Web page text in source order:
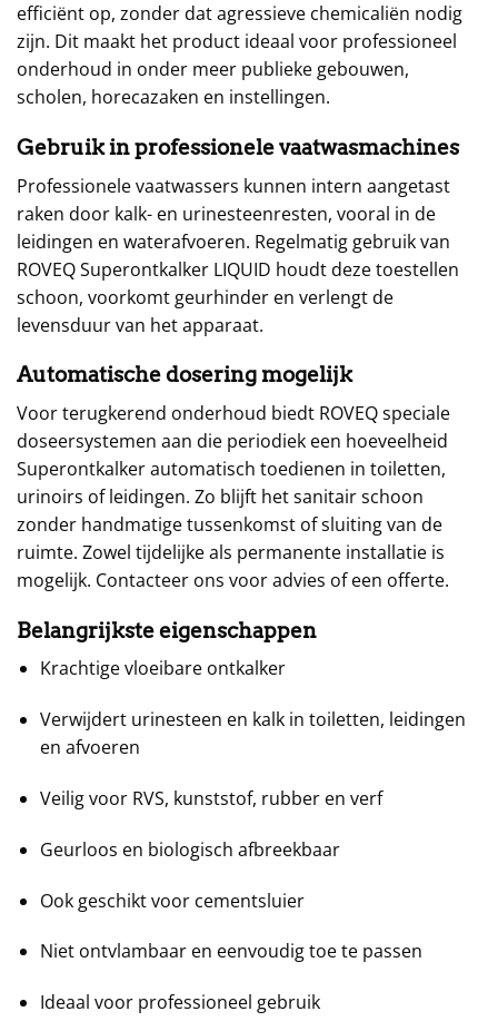
efficiënt op, zonder dat agressieve chemicaliën nodig
zijn. Dit maakt het product ideaal voor professioneel
onderhoud in onder meer publieke gebouwen,
scholen, horecazaken en instellingen.
Gebruik in professionele vaatwasmachines
Professionele vaatwassers kunnen intern aangetast
raken door kalk- en urinesteenresten, vooral in de
leidingen en waterafvoeren. Regelmatig gebruik van
ROVEQ Superontkalker LIQUID houdt deze toestellen
schoon, voorkomt geurhinder en verlengt de
levensduur van het apparaat.
Automatische dosering mogelijk
Voor terugkerend onderhoud biedt ROVEQ speciale
doseersystemen aan die periodiek een hoeveelheid
Superontkalker automatisch toedienen in toiletten,
urinoirs of leidingen. Zo blijft het sanitair schoon
zonder handmatige tussenkomst of sluiting van de
ruimte. Zowel tijdelijke als permanente installatie is
mogelijk. Contacteer ons voor advies of een offerte.
Belangrijkste eigenschappen
Krachtige vloeibare ontkalker
Verwijdert urinesteen en kalk in toiletten, leidingen
en afvoeren
Veilig voor RVS, kunststof, rubber en verf
Geurloos en biologisch afbreekbaar
Ook geschikt voor cementsluier
Niet ontvlambaar en eenvoudig toe te passen
Ideaal voor professioneel gebruik